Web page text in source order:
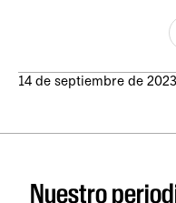
14 de septiembre de 2023
Nuestro